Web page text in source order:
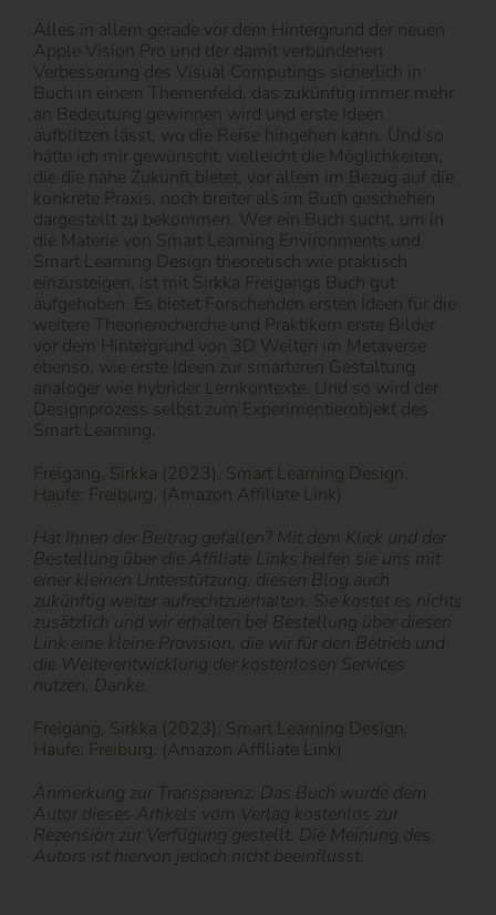
Alles in allem gerade vor dem Hintergrund der neuen
Apple Vision Pro und der damit verbundenen
Verbesserung des Visual Computings sicherlich in
Buch in einem Themenfeld, das zukünftig immer mehr
an Bedeutung gewinnen wird und erste Ideen
aufblitzen lässt, wo die Reise hingehen kann. Und so
hätte ich mir gewünscht, vielleicht die Möglichkeiten,
die die nahe Zukunft bietet, vor allem im Bezug auf die
konkrete Praxis, noch breiter als im Buch geschehen
dargestellt zu bekommen. Wer ein Buch sucht, um in
die Materie von Smart Learning Environments und
Smart Learning Design theoretisch wie praktisch
einzusteigen, ist mit Sirkka Freigangs Buch gut
aufgehoben. Es bietet Forschenden ersten Ideen für die
weitere Theorierecherche und Praktikern erste Bilder
vor dem Hintergrund von 3D Welten im Metaverse
ebenso, wie erste Ideen zur smarteren Gestaltung
analoger wie hybrider Lernkontexte. Und so wird der
Designprozess selbst zum Experimentierobjekt des
Smart Learning.
Freigang, Sirkka (2023). Smart Learning Design.
Haufe: Freiburg. (Amazon Affiliate Link)
Hat Ihnen der Beitrag gefallen? Mit dem Klick und der
Bestellung über die Affiliate Links helfen sie uns mit
einer kleinen Unterstützung, diesen Blog auch
zukünftig weiter aufrechtzuerhalten. Sie kostet es nichts
zusätzlich und wir erhalten bei Bestellung über diesen
Link eine kleine Provision, die wir für den Betrieb und
die Weiterentwicklung der kostenlosen Services
nutzen. Danke.
Freigang, Sirkka (2023). Smart Learning Design.
Haufe: Freiburg. (Amazon Affiliate Link)
Anmerkung zur Transparenz: Das Buch wurde dem
Autor dieses Artikels vom Verlag kostenlos zur
Rezension zur Verfügung gestellt. Die Meinung des
Autors ist hiervon jedoch nicht beeinflusst.